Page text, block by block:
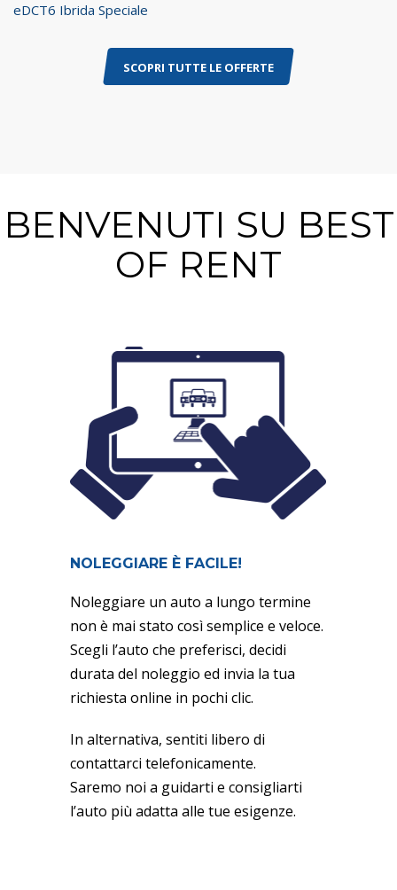
eDCT6 Ibrida Speciale
SCOPRI TUTTE LE OFFERTE
BENVENUTI SU BEST
OF RENT
NOLEGGIARE È FACILE!
Noleggiare un auto a lungo termine
non è mai stato così semplice e veloce.
Scegli l’auto che preferisci, decidi
durata del noleggio ed invia la tua
richiesta online in pochi clic.
In alternativa, sentiti libero di
contattarci telefonicamente.
Saremo noi a guidarti e consigliarti
l’auto più adatta alle tue esigenze.